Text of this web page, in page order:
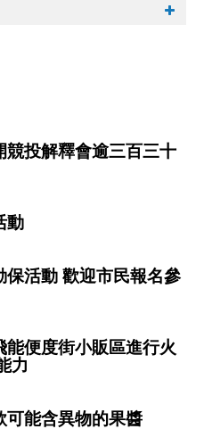
競投解釋會逾三百三十
動
活動 歡迎市民報名參
便度街小販區進行火
力
可能含異物的果醬